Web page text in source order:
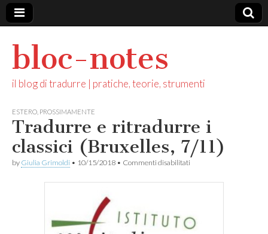
bloc-notes
il blog di tradurre | pratiche, teorie, strumenti
ESTERO PROSSIMAMENTE
Tradurre e ritradurre i
classici (Bruxelles, 7/11)
by Giulia Grimoldi • 10/15/2018 • Commenti disabilitati
e
(Bruxelles,
7/11)